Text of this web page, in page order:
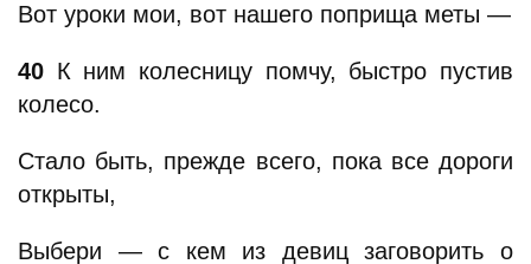
Вот уроки мои, вот нашего поприща меты —
40 К ним колесницу помчу, быстро пустив
колесо.
Стало быть, прежде всего, пока все дороги
открыты,
Выбери — с кем из девиц заговорить о